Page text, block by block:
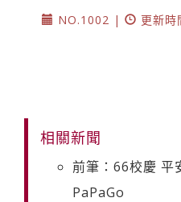
NO.1002 |
更新
相關新聞
前筆：66校慶 平
PaPaGo